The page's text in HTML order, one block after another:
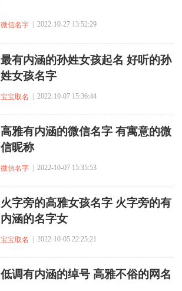
微信名字 | 2022-10-27 13:52:29
最有内涵的孙姓女孩起名 好听的孙
姓女孩名字
宝宝取名 | 2022-10-07 15:36:44
高雅有内涵的微信名字 有寓意的微
信昵称
微信名字 | 2022-10-07 15:35:53
火字旁的高雅女孩名字 火字旁的有
内涵的名字女
宝宝取名 | 2022-10-05 22:25:21
低调有内涵的绰号 高雅不俗的网名